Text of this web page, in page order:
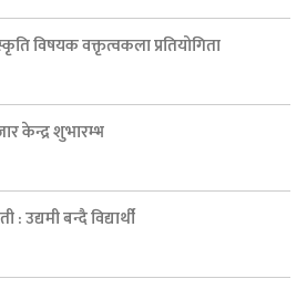
विषयक वक्तृत्वकला प्रतियोगिता
केन्द्र शुभारम्भ
उद्यमी बन्दै विद्यार्थी